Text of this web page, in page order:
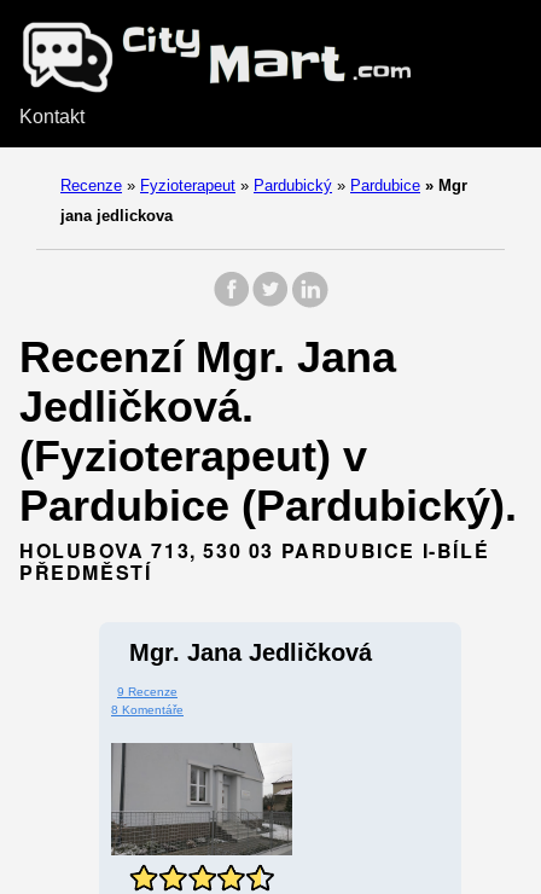
Kontakt
Recenze » Fyzioterapeut » Pardubický » Pardubice » Mgr
jana jedlickova
Recenzí Mgr. Jana
Jedličková.
(Fyzioterapeut) v
Pardubice (Pardubický).
HOLUBOVA 713, 530 03 PARDUBICE I-BÍLÉ
PŘEDMĚSTÍ
Mgr. Jana Jedličková
9 Recenze
8 Komentáře